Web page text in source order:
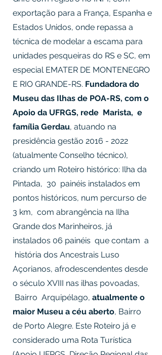
exportação para a França, Espanha e
Estados Unidos, onde repassa a
técnica de modelar a escama para
unidades pesqueiras do RS e SC, em
especial EMATER DE MONTENEGRO
E RIO GRANDE-RS. Fundadora do
Museu das Ilhas de POA-RS, com o
Apoio da UFRGS, rede Marista, e
família Gerdau, atuando na
presidência gestão 2016 - 2022
(atualmente Conselho técnico),
criando um Roteiro histórico: Ilha da
Pintada, 30 painéis instalados em
pontos históricos, num percurso de
3 km, com abrangência na Ilha
Grande dos Marinheiros, já
instalados 06 painéis que contam a
história dos Ancestrais Luso
Açorianos, afrodescendentes desde
o século XVIII nas ilhas povoadas,
Bairro Arquipélago, atualmente o
maior Museu a céu aberto, Bairro
de Porto Alegre. Este Roteiro já e
considerado uma Rota Turística